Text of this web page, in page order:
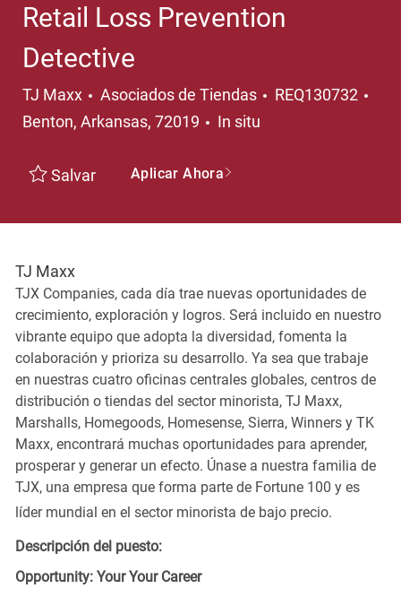
Retail Loss Prevention
Detective
TJ Maxx Categoría
Asociados de Tiendas REQ130732
Benton, Arkansas, 72019
In situ
Salvar Aplicar Ahora
TJ Maxx
TJX Companies, cada día trae nuevas oportunidades de
crecimiento, exploración y logros. Será incluido en nuestro
vibrante equipo que adopta la diversidad, fomenta la
colaboración y prioriza su desarrollo. Ya sea que trabaje
en nuestras cuatro oficinas centrales globales, centros de
distribución o tiendas del sector minorista, TJ Maxx,
Marshalls, Homegoods, Homesense, Sierra, Winners y TK
Maxx, encontrará muchas oportunidades para aprender,
prosperar y generar un efecto. Únase a nuestra familia de
TJX, una empresa que forma parte de Fortune 100 y es
líder mundial en el sector minorista de bajo precio.
Descripción del puesto:
Opportunity: Your Your Career